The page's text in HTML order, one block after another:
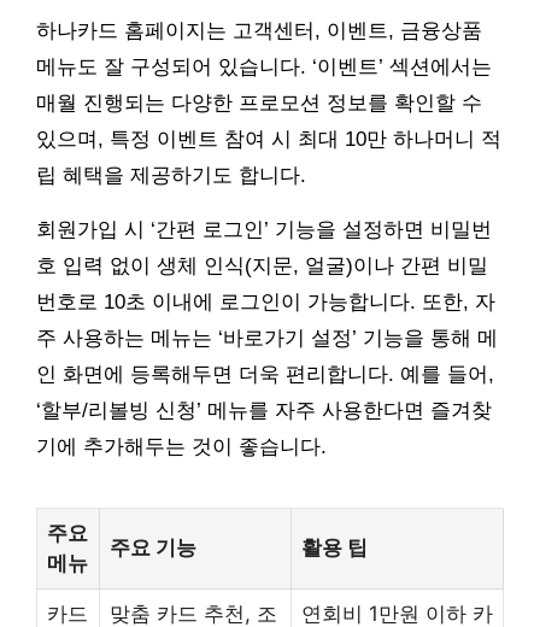
하나카드 홈페이지는 고객센터, 이벤트, 금융상품
메뉴도 잘 구성되어 있습니다. ‘이벤트’ 섹션에서는
매월 진행되는 다양한 프로모션 정보를 확인할 수
있으며, 특정 이벤트 참여 시 최대 10만 하나머니 적
립 혜택을 제공하기도 합니다.
회원가입 시 ‘간편 로그인’ 기능을 설정하면 비밀번
호 입력 없이 생체 인식(지문, 얼굴)이나 간편 비밀
번호로 10초 이내에 로그인이 가능합니다. 또한, 자
주 사용하는 메뉴는 ‘바로가기 설정’ 기능을 통해 메
인 화면에 등록해두면 더욱 편리합니다. 예를 들어,
‘할부/리볼빙 신청’ 메뉴를 자주 사용한다면 즐겨찾
기에 추가해두는 것이 좋습니다.
주요
메뉴
주요 기능 활용 팁
카드
맞춤 카드 추천, 조
연회비 1만원 이하 카